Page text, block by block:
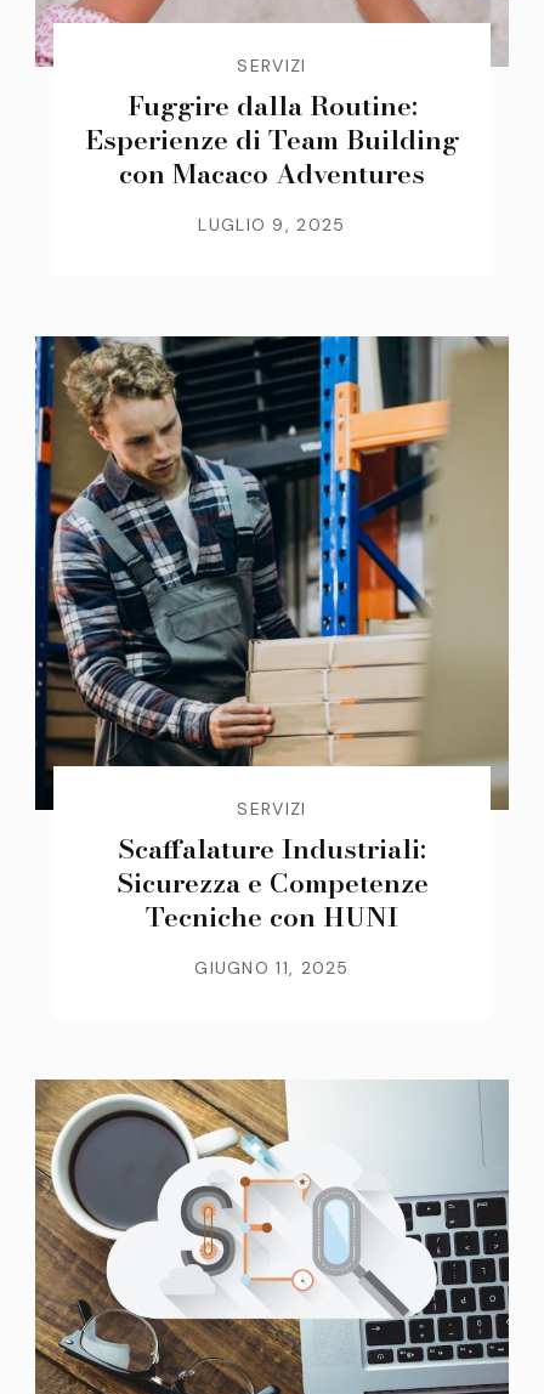
SERVIZI
Fuggire dalla Routine:
Esperienze di Team Building
con Macaco Adventures
LUGLIO 9, 2025
SERVIZI
Scaffalature Industriali:
Sicurezza e Competenze
Tecniche con HUNI
GIUGNO 11, 2025